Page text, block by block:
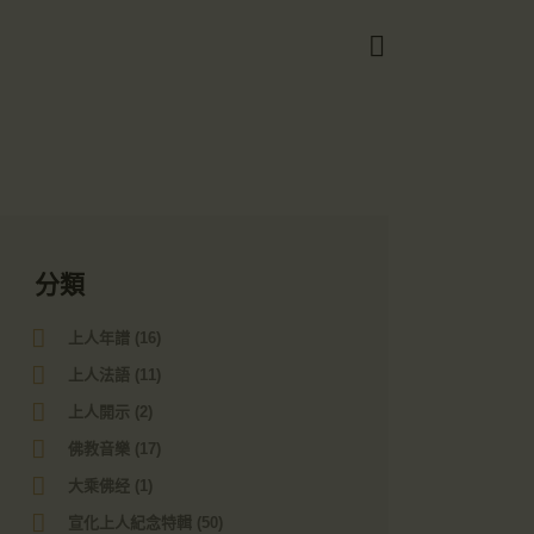
分類
上人年譜 (16)
上人法語 (11)
上人開示 (2)
佛教音樂 (17)
大乘佛经 (1)
宣化上人紀念特輯 (50)